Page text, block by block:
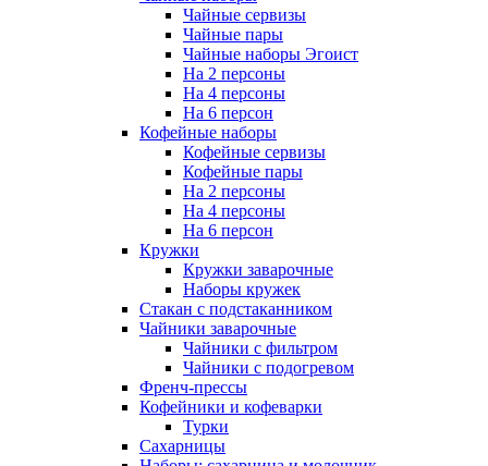
Чайные сервизы
Чайные пары
Чайные наборы Эгоист
На 2 персоны
На 4 персоны
На 6 персон
Кофейные наборы
Кофейные сервизы
Кофейные пары
На 2 персоны
На 4 персоны
На 6 персон
Кружки
Кружки заварочные
Наборы кружек
Стакан с подстаканником
Чайники заварочные
Чайники с фильтром
Чайники с подогревом
Френч-прессы
Кофейники и кофеварки
Турки
Сахарницы